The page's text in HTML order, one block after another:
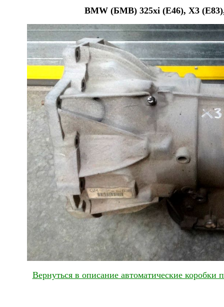
BMW (БМВ) 325xi (E46), X3
Вернуться в описание автоматические